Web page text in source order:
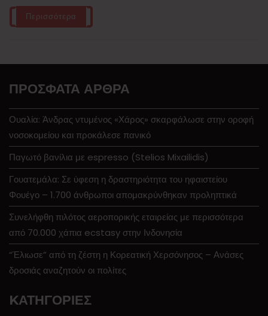
Περισσότερα
ΠΡΌΣΦΑΤΑ ΆΡΘΡΑ
Ουαλία: Άνδρας ντυμένος «Χάρος» σκαρφάλωσε στην οροφή
νοσοκομείου και προκάλεσε πανικό
Παγωτό βανίλια με espresso (Stelios Mixailidis)
Γουατεμάλα: Σε ύφεση η δραστηριότητα του ηφαιστείου
Φουέγο – 1.700 άνθρωποι απομακρύνθηκαν προληπτικά
Συνελήφθη πιλότος αεροπορικής εταιρείας με περισσότερα
από 70.000 χάπια ecstasy στην Ινδονησία
“Έλιωσε” από τη ζέστη η Κορεατική Χερσόνησος – Ανάσες
δροσιάς αναζητούν οι πολίτες
KΑΤΗΓΟΡΊΕΣ